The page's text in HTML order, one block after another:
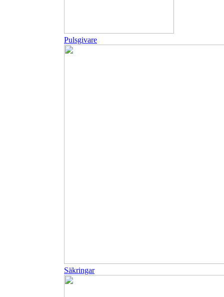
Pulsgivare
Säkringar